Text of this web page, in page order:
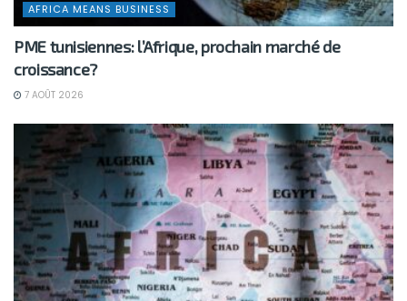
AFRICA MEANS BUSINESS
PME tunisiennes: l’Afrique, prochain marché de
croissance?
7 AOÛT 2026